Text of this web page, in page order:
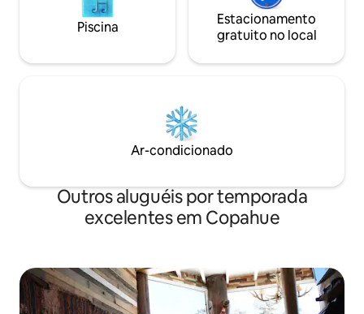
Piscina
Estacionamento
gratuito no local
Ar-condicionado
Outros aluguéis por temporada
excelentes em Copahue